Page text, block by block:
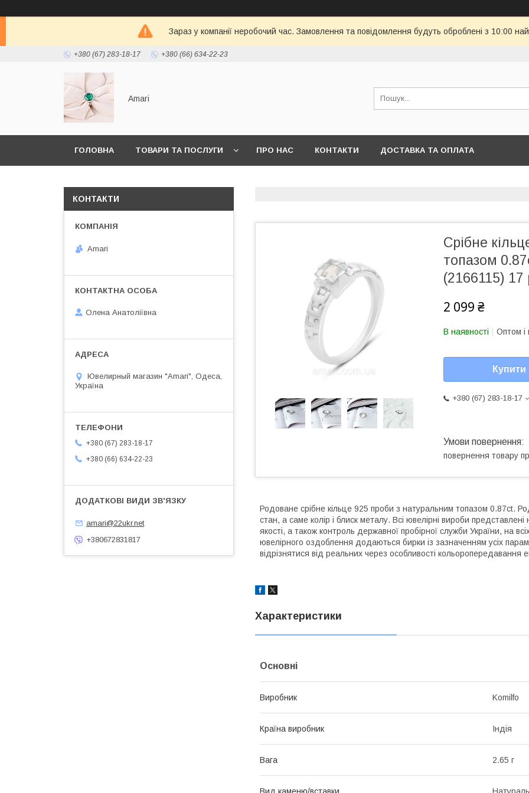
Зараз у компанії неробочий час. Замовлення та повідомлення будуть оброблені з 10:00
+380 (67) 283-18-17 +380 (66) 634-22-23
Amari
ГОЛОВНА ТОВАРИ ТА ПОСЛУГИ ПРО НАС КОНТАКТИ ДОСТАВКА ТА ОПЛАТА
Срібне
топазом
(2166115) 17
2 099 ₴
В наявності Оптом і
Купити
+380 (67) 283-18-17
повернення товару
Родоване срібне кільце 925 проби з натуральним топазом 0.87ct.
стан, а саме колір і блиск металу. Всі ювелірні вироби
якості, а також контроль державної пробірної служби України, на
ювелірного оздоблення додаються бирки із зазначенням усіх
відрізнятися від реальних через особливості кольоропередавання
Характеристики
Основні
Виробник Komilfo
Країна виробник Індія
Вага 2.65 г
Вид каменю/вставки
КОНТАКТИ
Amari
Олена Анатоліївна
Ювелирный магазин "Amari", Одеса,
Україна
+380 (67) 283-18-17
+380 (66) 634-22-23
amari@22ukr.net
+380672831817